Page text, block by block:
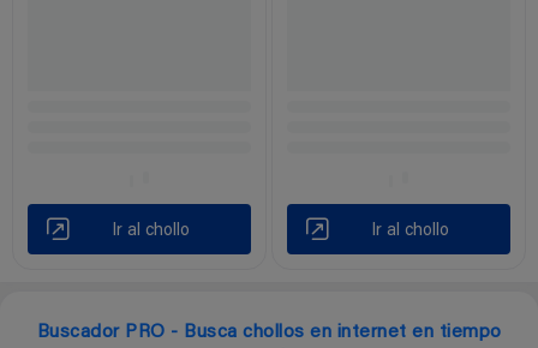
Ir al chollo Ir al chollo
Buscador PRO - Busca chollos en internet en tiempo